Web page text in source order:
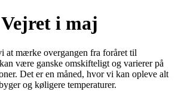
i maj
at mærke overgangen fra foråret til
være ganske omskifteligt og varierer på
Det er en måned, hvor vi kan opleve alt
og køligere temperaturer.